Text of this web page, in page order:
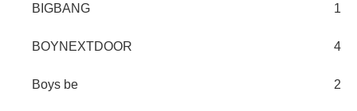
BIGBANG 1
BOYNEXTDOOR 4
Boys be 2